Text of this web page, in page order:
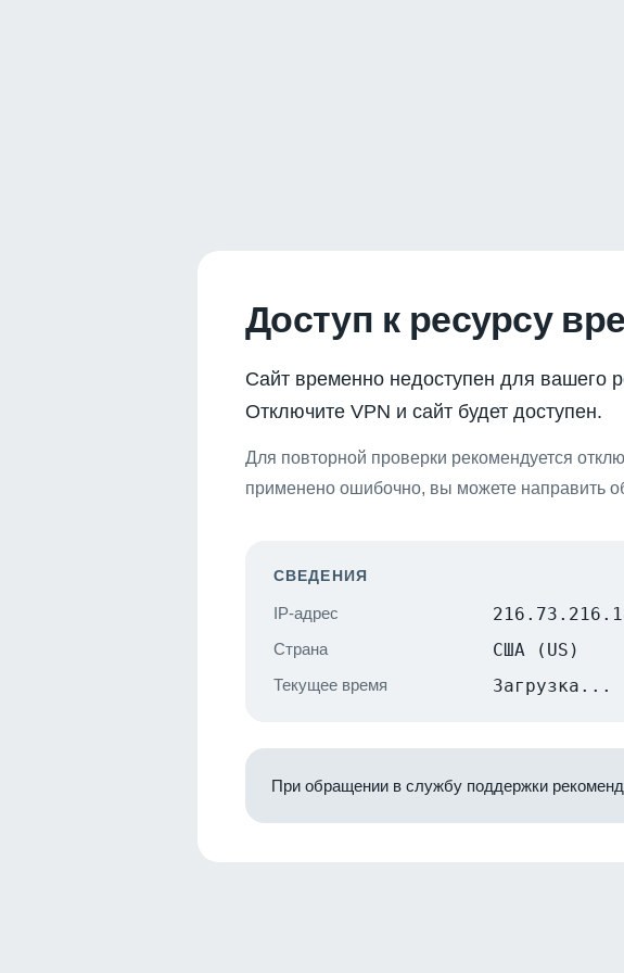
Доступ к ресурсу
Сайт временно недоступен для вашего
Отключите VPN и сайт будет доступен.
Для повторной проверки рекомендуется
применено ошибочно, вы можете направить
СВЕДЕНИЯ
IP-адрес
Страна США (US)
Текущее время Загрузка...
При обращении в службу поддержки